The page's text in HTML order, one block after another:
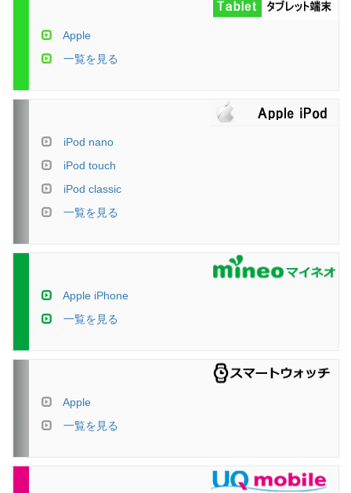
Apple
一覧を見る
iPod nano
iPod touch
iPod classic
一覧を見る
Apple iPhone
一覧を見る
Apple
一覧を見る